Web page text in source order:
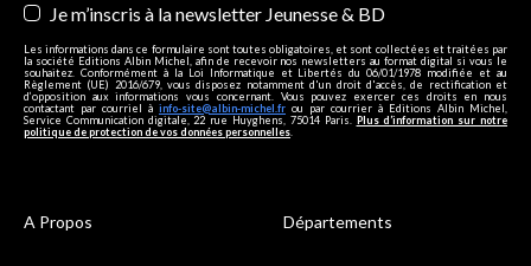
Je m’inscris à la newsletter Jeunesse & BD
Les informations dans ce formulaire sont toutes obligatoires, et sont collectées et traitées par
la société Editions Albin Michel, afin de recevoir nos newsletters au format digital si vous le
souhaitez. Conformément à la Loi Informatique et Libertés du 06/01/1978 modifiée et au
Règlement (UE) 2016/679, vous disposez notamment d'un droit d'accès, de rectification et
d’opposition aux informations vous concernant. Vous pouvez exercer ces droits en nous
contactant par courriel à info-site@albin-michel.fr ou par courrier à Editions Albin Michel,
Service Communication digitale, 22 rue Huyghens, 75014 Paris. Plus d’information sur notre
politique de protection de vos données personnelles.
A Propos Départements